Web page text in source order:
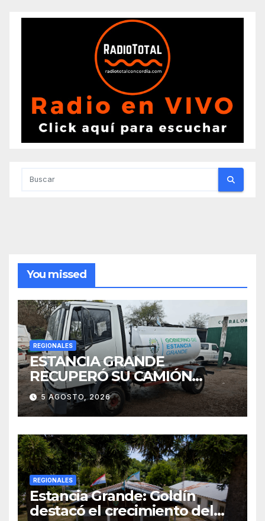
You missed
REGIONALES
ESTANCIA GRANDE
RECUPERÓ SU CAMIÓN
ATMOSFÉRICO Y MEJORARÁ
EL SERVICIO DE
SANEAMIENTO PARA LOS
VECINOS
5 AGOSTO, 2026
REGIONALES
Estancia Grande: Goldín
destacó el crecimiento del